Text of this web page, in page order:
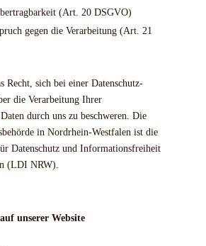
(Art. 20 DSGVO)
gegen die Verarbeitung (Art. 21
Recht, sich bei einer Datenschutz-
die Verarbeitung Ihrer
durch uns zu beschweren. Die
in Nordrhein-Westfalen ist die
Datenschutz und Informationsfreiheit
(LDI NRW).
unserer Website